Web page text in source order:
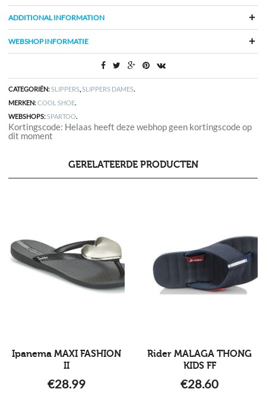
ADDITIONAL INFORMATION
WEBSHOP INFORMATIE
CATEGORIËN:SLIPPERS,SLIPPERS DAMES.
MERKEN:COOL SHOE.
WEBSHOPS:SPARTOO.
Kortingscode: Helaas heeft deze webhop geen kortingscode op
dit moment
GERELATEERDE PRODUCTEN
Ipanema MAXI FASHION
II
€28.99
Rider MALAGA THONG
KIDS FF
€28.60